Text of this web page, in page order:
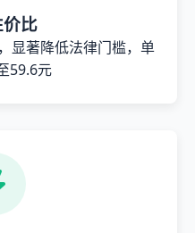
比
显著降低法律门槛，单
59.6元